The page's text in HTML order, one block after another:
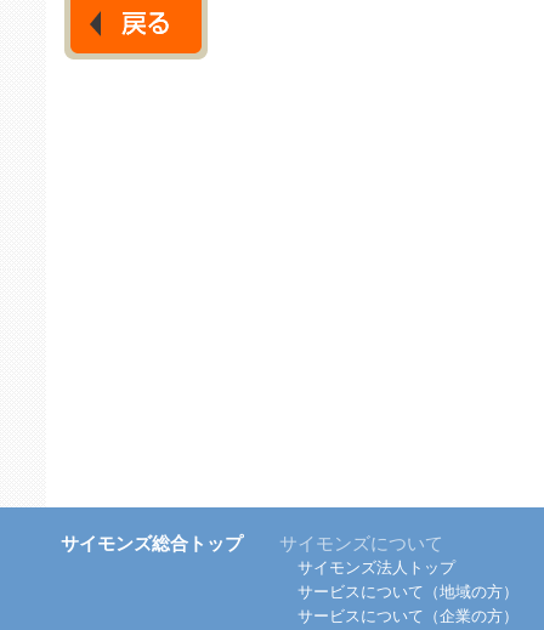
サイモンズ総合トップ サイモンズについて
サイモンズ法人トップ
サービスについて（地域の方）
サービスについて（企業の方）